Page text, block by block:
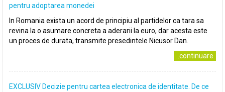
pentru adoptarea monedei
In Romania exista un acord de principiu al partidelor ca tara sa
revina la o asumare concreta a aderarii la euro, dar acesta este
un proces de durata, transmite presedintele Nicusor Dan.
..continuare
EXCLUSIV Decizie pentru cartea electronica de identitate. De ce